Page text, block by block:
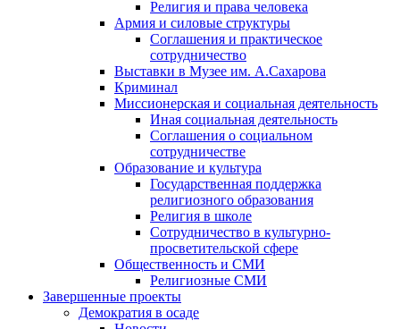
Религия и права человека
Армия и силовые структуры
Соглашения и практическое
сотрудничество
Выставки в Музее им. А.Сахарова
Криминал
Миссионерская и социальная деятельность
Иная социальная деятельность
Соглашения о социальном
сотрудничестве
Образование и культура
Государственная поддержка
религиозного образования
Религия в школе
Сотрудничество в культурно-
просветительской сфере
Общественность и СМИ
Религиозные СМИ
Завершенные проекты
Демократия в осаде